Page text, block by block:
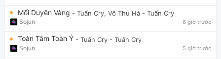
Mối Duyên Vàng - Tuấn Cry, Võ Thu Hà - Tuấn Cry
Sojun 6 giờ trước
Toàn Tâm Toàn Ý - Tuấn Cry - Tuấn Cry
Sojun 5 giờ trước